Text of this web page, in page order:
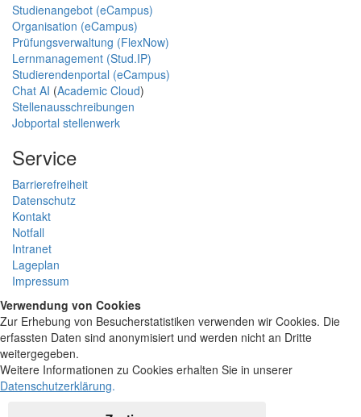
Studienangebot (eCampus)
Organisation (eCampus)
Prüfungsverwaltung (FlexNow)
Lernmanagement (Stud.IP)
Studierendenportal (eCampus)
Chat AI (Academic Cloud)
Stellenausschreibungen
Jobportal stellenwerk
Service
Barrierefreiheit
Datenschutz
Kontakt
Notfall
Intranet
Lageplan
Impressum
Verwendung von Cookies
Zur Erhebung von Besucherstatistiken verwenden wir Cookies. Die
erfassten Daten sind anonymisiert und werden nicht an Dritte
weitergegeben.
Weitere Informationen zu Cookies erhalten Sie in unserer
Datenschutzerklärung.